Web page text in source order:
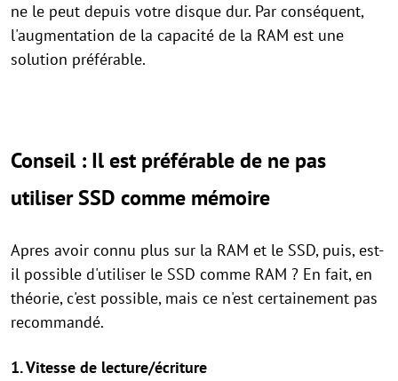
ne le peut depuis votre disque dur. Par conséquent,
l'augmentation de la capacité de la RAM est une
solution préférable.
Conseil : Il est préférable de ne pas
utiliser SSD comme mémoire
Apres avoir connu plus sur la RAM et le SSD, puis, est-
il possible d'utiliser le SSD comme RAM ? En fait, en
théorie, c'est possible, mais ce n'est certainement pas
recommandé.
1. Vitesse de lecture/écriture